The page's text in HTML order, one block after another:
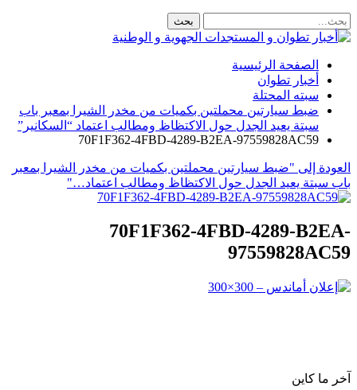
الصفحة الرئيسية
أخبار تطوان
سبته المحتلة
ضبط سيارتين محملتين بكميات من مخدر الشيرا بمعبر باب
سبتة يعيد الجدل حول الاكتظاظ ومطالب اعتماد “السكانير”
70F1F362-4FBD-4289-B2EA-97559828AC59
العودة إلى "ضبط سيارتين محملتين بكميات من مخدر الشيرا بمعبر
باب سبتة يعيد الجدل حول الاكتظاظ ومطالب اعتماد…"
70F1F362-4FBD-4289-B2EA-
97559828AC59
آخر ما كاين